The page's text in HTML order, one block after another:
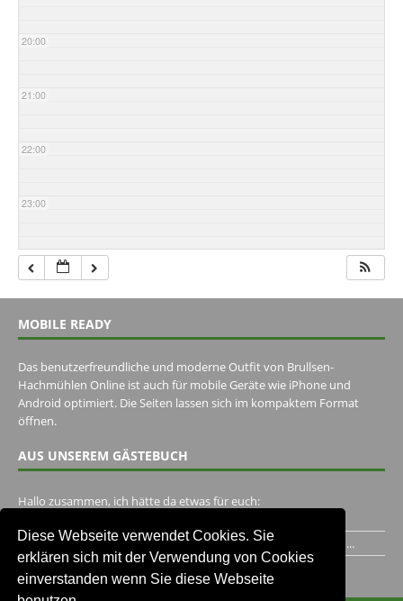
Diese Webseite verwendet Cookies. Sie
erklären sich mit der Verwendung von Cookies
einverstanden wenn Sie diese Webseite
20:00
21:00
22:00
23:00
MOBILE READY
Das benutzerfreundliche und moderne Outfit von Brullsen-
Hachmühlen Online ist auch für mobile Geräte wie iPhone und
Android optimiert. Die Seiten lassen sich im kompaktem Format
öffnen.
AUS UNSEREM GÄSTEBUCH
Hallo zusammen, ich hätte da etwas für euch:
Ich habe ein Jahr im Gasthaus Hugo Pape verbracht..Habe ihn...
Unser Gästebuch besuchen